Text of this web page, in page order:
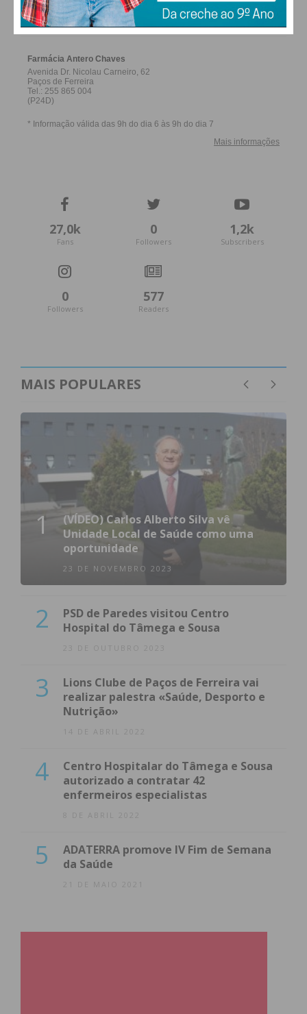
FERREIRA
27,0k
Fans
0
Followers
1,2k
Subscribers
0
Followers
577
Readers
MAIS POPULARES
1
(VÍDEO) Carlos Alberto Silva vê
Unidade Local de Saúde como uma
oportunidade
23 DE NOVEMBRO 2023
2
PSD de Paredes visitou Centro
Hospital do Tâmega e Sousa
23 DE OUTUBRO 2023
3
Lions Clube de Paços de Ferreira vai
realizar palestra «Saúde, Desporto e
Nutrição»
14 DE ABRIL 2022
4
Centro Hospitalar do Tâmega e Sousa
autorizado a contratar 42
enfermeiros especialistas
8 DE ABRIL 2022
5
ADATERRA promove IV Fim de Semana
da Saúde
21 DE MAIO 2021